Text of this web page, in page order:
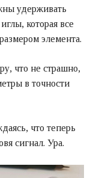
удерживать
которая все
элемента.
что не страшно,
в точности
что теперь
сигнал. Ура.